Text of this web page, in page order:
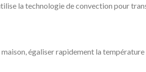
la technologie de convection pour
égaliser rapidement la